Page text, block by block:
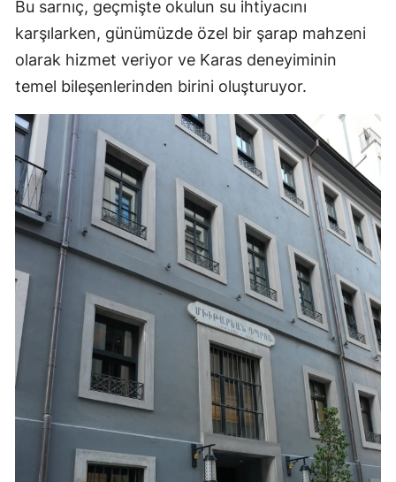
Bu sarnıç, geçmişte okulun su ihtiyacını
karşılarken, günümüzde özel bir şarap mahzeni
olarak hizmet veriyor ve Karas deneyiminin
temel bileşenlerinden birini oluşturuyor.